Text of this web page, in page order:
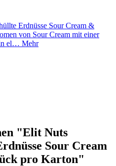
Erdnüsse Sour Cream &
von Sour Cream mit einer
el… Mehr
"Elit Nuts
Sour Cream
pro Karton"